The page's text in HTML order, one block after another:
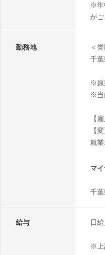
※年
が
勤務地
＜
千
※原
※当
【
【
就
マ
千
給与 日
※上